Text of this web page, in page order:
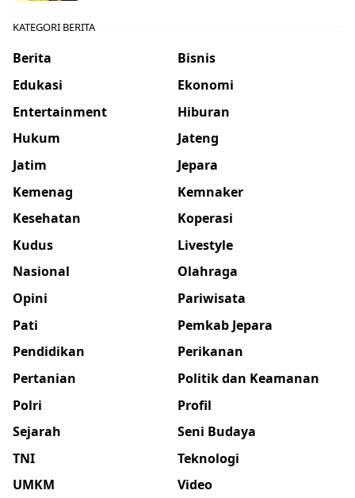
KATEGORI BERITA
Berita
Bisnis
Edukasi
Ekonomi
Entertainment
Hiburan
Hukum
Jateng
Jatim
Jepara
Kemenag
Kemnaker
Kesehatan
Koperasi
Kudus
Livestyle
Nasional
Olahraga
Opini
Pariwisata
Pati
Pemkab Jepara
Pendidikan
Perikanan
Pertanian
Politik dan Keamanan
Polri
Profil
Sejarah
Seni Budaya
TNI
Teknologi
UMKM
Video